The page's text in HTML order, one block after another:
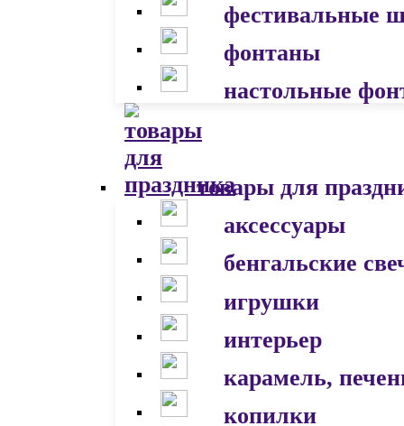
фестивальные
фонтаны
настольные
товары для
аксессуары
бенгальские
игрушки
интерьер
карамель,
копилки